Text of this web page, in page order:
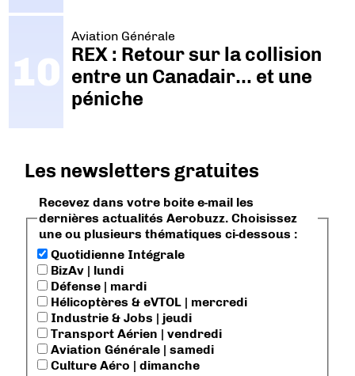
Aviation Générale
REX : Retour sur la collision
entre un Canadair… et une
péniche
Les newsletters gratuites
Recevez dans votre boite e-mail les
dernières actualités Aerobuzz. Choisissez
une ou plusieurs thématiques ci-dessous :
Quotidienne Intégrale
BizAv | lundi
Défense | mardi
Hélicoptères & eVTOL | mercredi
Industrie & Jobs | jeudi
Transport Aérien | vendredi
Aviation Générale | samedi
Culture Aéro | dimanche